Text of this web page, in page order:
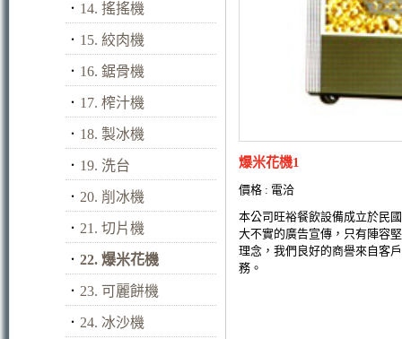
． 14. 搖搖機
． 15. 絞肉機
． 16. 鋸骨機
． 17. 榨汁機
． 18. 製冰機
． 19. 洗台
． 20. 削冰機
． 21. 切片機
． 22. 爆米花機
． 23. 可麗餅機
． 24. 冰沙機
爆米花機1
價格 : 電洽
本公司旺裕餐飲設備成立於民
大不實的廣告宣傳，只有陣容
理念，我們良好的商譽來自客
務。